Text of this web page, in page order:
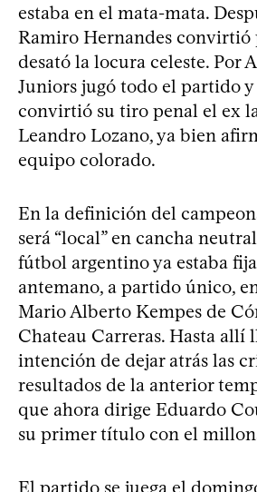
estaba en el mata-mata.
Ramiro Hernandes convirtió
desató la locura celeste. Por
Juniors jugó todo el partido y
convirtió su tiro penal el ex
Leandro Lozano, ya bien
equipo colorado.
En la definición del
será “local” en cancha
fútbol argentino ya estaba
antemano, a partido único,
Mario Alberto Kempes de
Chateau Carreras. Hasta allí
intención de dejar atrás las
resultados de la anterior
que ahora dirige Eduardo
su primer título con el
El partido se juega el